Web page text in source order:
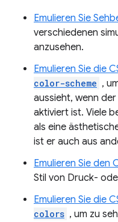
Emulieren Sie
verschiedenen
anzusehen.
Emulieren Sie die
color-scheme ,
aussieht, wenn
aktiviert ist. Viele
als eine
ist er auch aus
Emulieren Sie den
Stil von Druck-
Emulieren Sie die
colors , um zu